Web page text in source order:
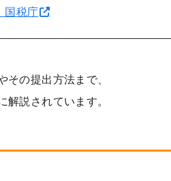
国税庁
その提出方法まで、
説されています。